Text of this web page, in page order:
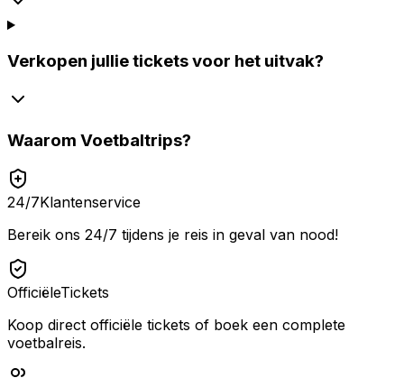
Verkopen jullie tickets voor het uitvak?
Waarom Voetbaltrips?
24/7Klantenservice
Bereik ons 24/7 tijdens je reis in geval van nood!
OfficiëleTickets
Koop direct officiële tickets of boek een complete
voetbalreis.